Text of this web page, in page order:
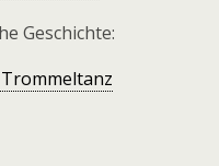
Geschichte: